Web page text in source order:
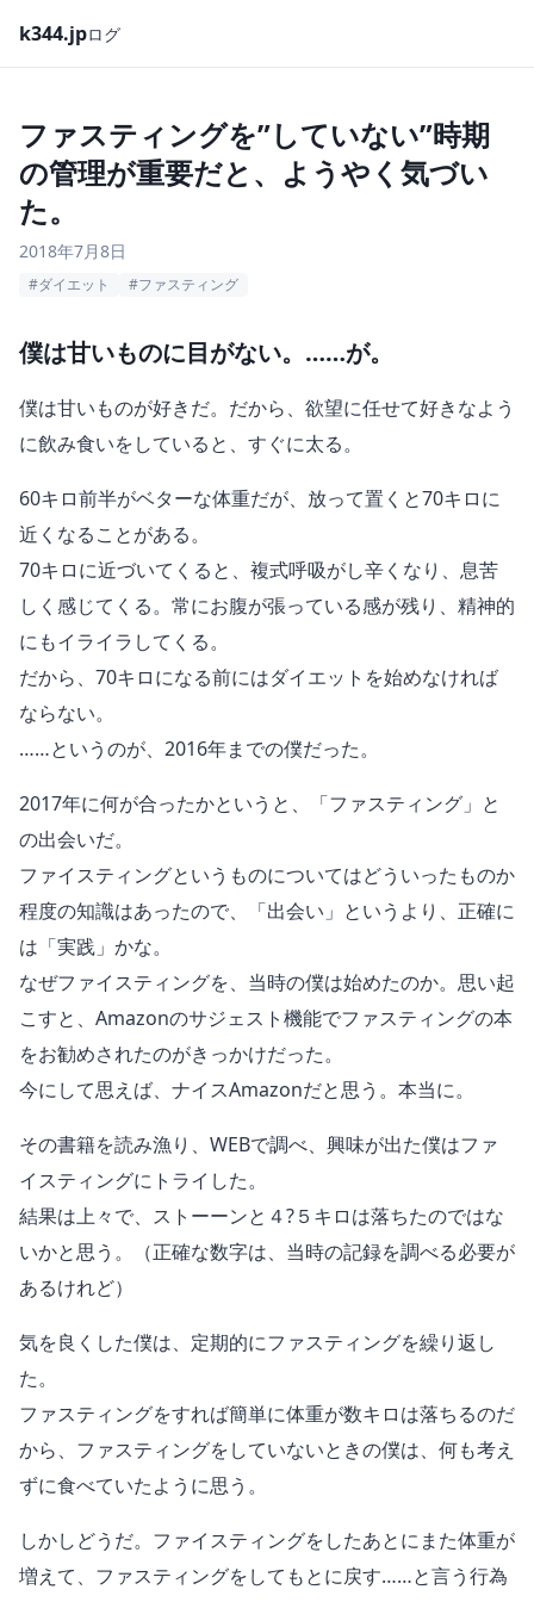
k344.jpログ
ファスティングを”していない”時期
の管理が重要だと、ようやく気づい
た。
2018年7月8日
#ダイエット #ファスティング
僕は甘いものに目がない。……が。
僕は甘いものが好きだ。だから、欲望に任せて好きなよう
に飲み食いをしていると、すぐに太る。
60キロ前半がベターな体重だが、放って置くと70キロに
近くなることがある。
70キロに近づいてくると、複式呼吸がし辛くなり、息苦
しく感じてくる。常にお腹が張っている感が残り、精神的
にもイライラしてくる。
だから、70キロになる前にはダイエットを始めなければ
ならない。
……というのが、2016年までの僕だった。
2017年に何が合ったかというと、「ファスティング」と
の出会いだ。
ファイスティングというものについてはどういったものか
程度の知識はあったので、「出会い」というより、正確に
は「実践」かな。
なぜファイスティングを、当時の僕は始めたのか。思い起
こすと、Amazonのサジェスト機能でファスティングの本
をお勧めされたのがきっかけだった。
今にして思えば、ナイスAmazonだと思う。本当に。
その書籍を読み漁り、WEBで調べ、興味が出た僕はファ
イスティングにトライした。
結果は上々で、ストーーンと４?５キロは落ちたのではな
いかと思う。（正確な数字は、当時の記録を調べる必要が
あるけれど）
気を良くした僕は、定期的にファスティングを繰り返し
た。
ファスティングをすれば簡単に体重が数キロは落ちるのだ
から、ファスティングをしていないときの僕は、何も考え
ずに食べていたように思う。
しかしどうだ。ファイスティングをしたあとにまた体重が
増えて、ファスティングをしてもとに戻す……と言う行為